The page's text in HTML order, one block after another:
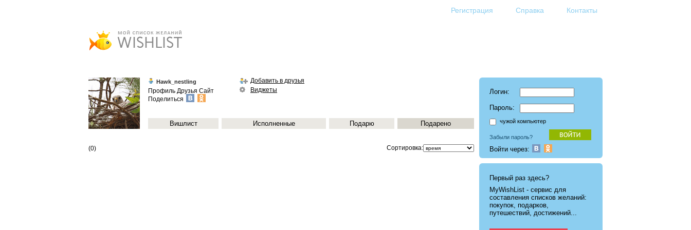
Регистрация Справка Контакты
Hawk_nestling
Профиль Друзья Сайт
Поделиться
Добавить в друзья
Виджеты
Вишлист Исполненные Подарю Подарено
(0) Сортировка:
Логин:
Пароль:
чужой компьютер
Забыли пароль?
Войти через:
Первый раз здесь?
MyWishList - cервис для
составления списков желаний:
покупок, подарков,
путешествий, достижений...